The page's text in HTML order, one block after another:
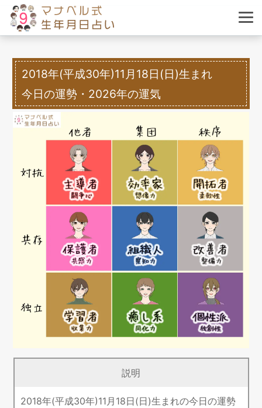
2018年(平成30年)11月18日(日)生まれ
今日の運勢・2026年の運気
説明
2018年(平成30年)11月18日(日)生まれの今日の運勢